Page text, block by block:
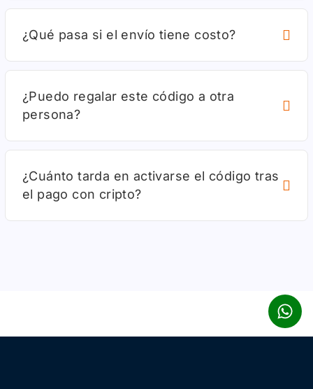
¿Qué pasa si el envío tiene costo?
¿Puedo regalar este código a otra
persona?
¿Cuánto tarda en activarse el código tras
el pago con cripto?